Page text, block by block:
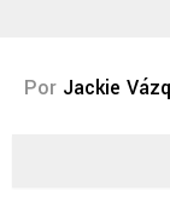
Por Jackie